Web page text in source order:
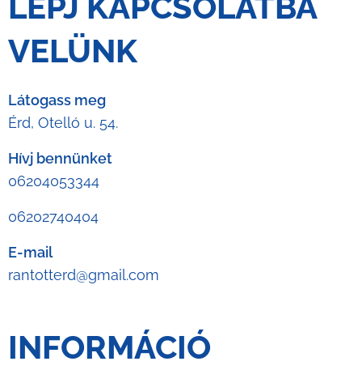
VELÜNK
Látogass meg
Érd, Otelló u. 54.
Hívj bennünket
06204053344
06202740404
E-mail
rantotterd@gmail.com
INFORMÁCIÓ